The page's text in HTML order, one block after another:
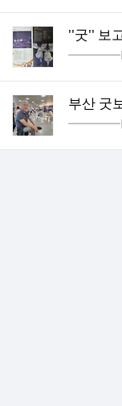
''굿'' 보
게시판명
━━━━━▣
부산 굿
게시판명
━━━━━▣